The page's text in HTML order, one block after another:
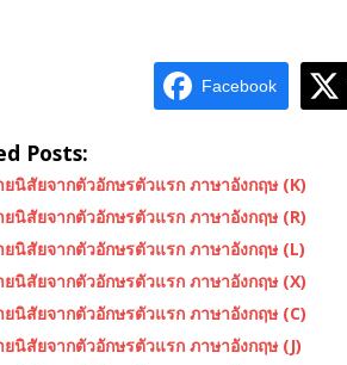
Facebook
Posts:
ยนิสัยจากตัวอักษรตัวแรก ภาษาอังกฤษ (K)
ยนิสัยจากตัวอักษรตัวแรก ภาษาอังกฤษ (R)
ยนิสัยจากตัวอักษรตัวแรก ภาษาอังกฤษ (L)
ยนิสัยจากตัวอักษรตัวแรก ภาษาอังกฤษ (X)
ยนิสัยจากตัวอักษรตัวแรก ภาษาอังกฤษ (C)
ยนิสัยจากตัวอักษรตัวแรก ภาษาอังกฤษ (J)